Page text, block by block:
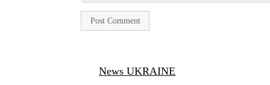
News UKRAINE